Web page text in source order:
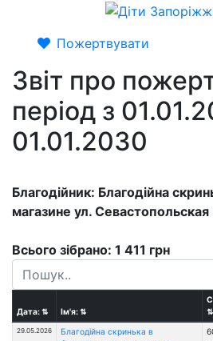
Пожертвувати
Звіт про
період з
01.01.2030
Благодійник: Благодійна
магазине ул. Севастопольская
Всього зібрано: 1 411 грн
Дата:⇅ Ім'я:⇅
⇅
29.05.2026
Благодійна скринька в